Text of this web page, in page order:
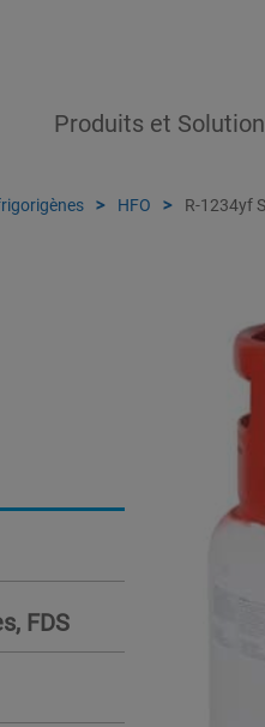
Produits et
HFO R-1234yf
FDS